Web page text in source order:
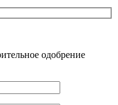
одобрение